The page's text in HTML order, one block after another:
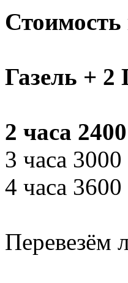
Стоимость
Газель + 2
2 часа
3 часа 3000
4 часа 3600
Перевезём